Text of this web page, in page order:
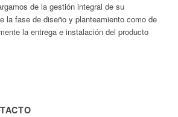
de la gestión integral de su
la fase de diseño y planteamiento como de
la entrega e instalación del producto